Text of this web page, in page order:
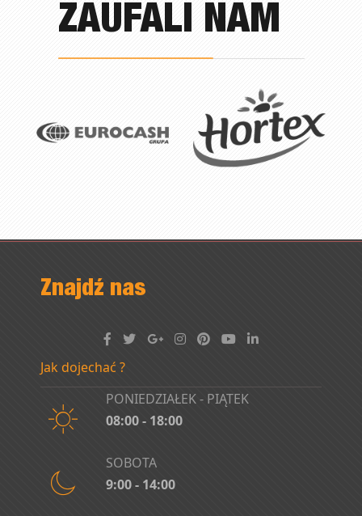
ZAUFALI NAM
Znajdź nas
Jak dojechać ?
PONIEDZIAŁEK - PIĄTEK
08:00 - 18:00
SOBOTA
9:00 - 14:00